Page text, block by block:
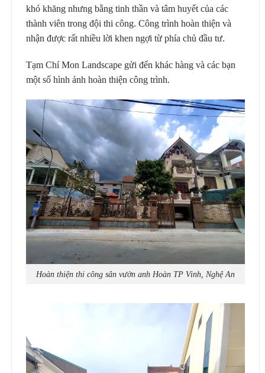
khó khăng nhưng bằng tinh thần và tâm huyết của các
thành viên trong đội thi công. Công trình hoàn thiện và
nhận được rất nhiều lời khen ngợi từ phía chủ đầu tư.
Tạm Chí Mon Landscape gửi đến khác hàng và các bạn
một số hình ảnh hoàn thiện công trình.
Hoàn thiện thi công sân vườn anh Hoàn TP Vinh, Nghệ An